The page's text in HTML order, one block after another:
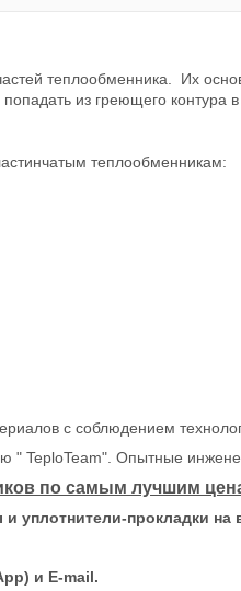
теплообменника. Их
из греющего контура
теплообменникам:
с соблюдением
TeploTeam". Опытные
по самым лучшим
уплотнители-прокладки
и Е-mail.